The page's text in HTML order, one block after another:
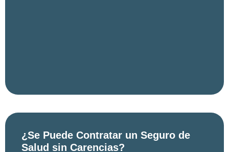
¿Se Puede Contratar un Seguro de
Salud sin Carencias?